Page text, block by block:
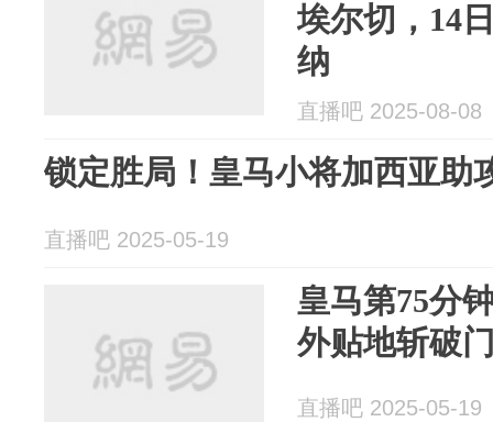
埃尔切，14
纳
直播吧 2025-08-08
锁定胜局！皇马小将加西亚助
直播吧 2025-05-19
皇马第75分
外贴地斩破
直播吧 2025-05-19